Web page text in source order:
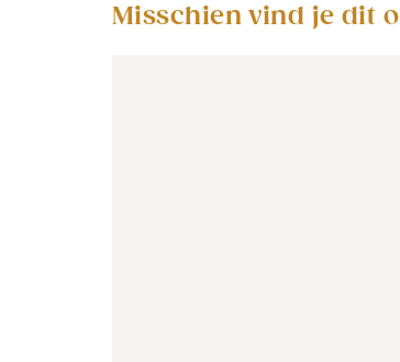
Misschien vind je dit